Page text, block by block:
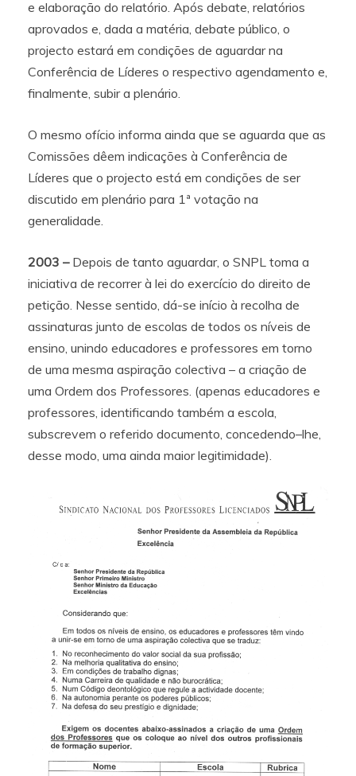
e elaboração do relatório. Após debate, relatórios
aprovados e, dada a matéria, debate público, o
projecto estará em condições de aguardar na
Conferência de Líderes o respectivo agendamento e,
finalmente, subir a plenário.
O mesmo ofício informa ainda que se aguarda que as
Comissões dêem indicações à Conferência de
Líderes que o projecto está em condições de ser
discutido em plenário para 1ª votação na
generalidade.
2003 – Depois de tanto aguardar, o SNPL toma a
iniciativa de recorrer à lei do exercício do direito de
petição. Nesse sentido, dá-se início à recolha de
assinaturas junto de escolas de todos os níveis de
ensino, unindo educadores e professores em torno
de uma mesma aspiração colectiva – a criação de
uma Ordem dos Professores. (apenas educadores e
professores, identificando também a escola,
subscrevem o referido documento, concedendo–lhe,
desse modo, uma ainda maior legitimidade).